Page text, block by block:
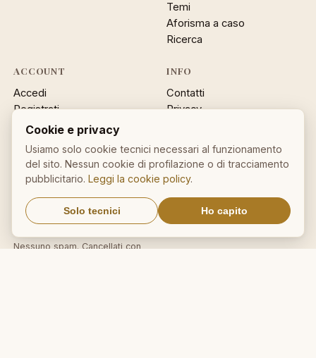
Temi
Aforisma a caso
Ricerca
ACCOUNT
Accedi
Registrati
Password dimenticata
INFO
Contatti
Privacy
NEWSLETTER
Un aforisma nella tua email
OK
Nessuno spam. Cancellati con
Cookie e privacy
Usiamo solo cookie tecnici necessari al funzionamento
del sito. Nessun cookie di profilazione o di tracciamento
pubblicitario.Leggi la cookie policy.
Solo tecnici Ho capito